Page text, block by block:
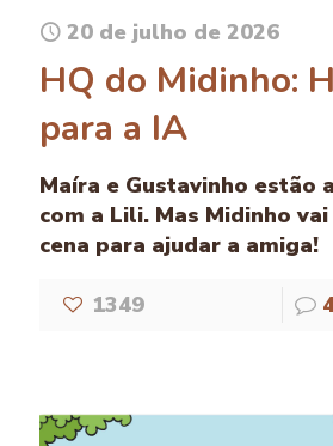
20 de julho de 2026
HQ do Midinho:
para a IA
Maíra e Gustavinho estão
com a Lili. Mas Midinho
cena para ajudar a amiga!
1349